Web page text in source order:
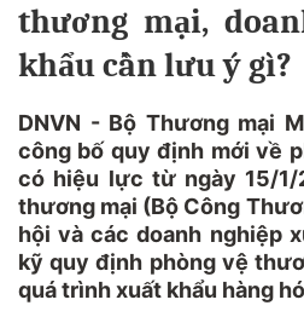
thương mại,
khẩu cần lưu ý gì?
DNVN - Bộ Thương mại
công bố quy định mới về
có hiệu lực từ ngày 15/1/
thương mại (Bộ Công
hội và các doanh nghiệp
kỹ quy định phòng vệ
quá trình xuất khẩu hàng